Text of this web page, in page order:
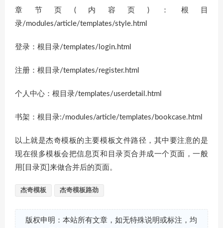
章节页(内容页)：根目
录/modules/article/templates/style.html
登录：根目录/templates/login.html
注册：根目录/templates/register.html
个人中心：根目录/templates/userdetail.html
书架：根目录:/modules/article/templates/bookcase.html
以上就是杰奇模板的主要模板文件路径，其中要注意的是
现在很多模板会把信息页和目录页合并成一个页面，一般
用[目录页]来做合并后的页面。
杰奇模板 杰奇模板路劲
版权申明：本站所有文章，如无特殊说明或标注，均